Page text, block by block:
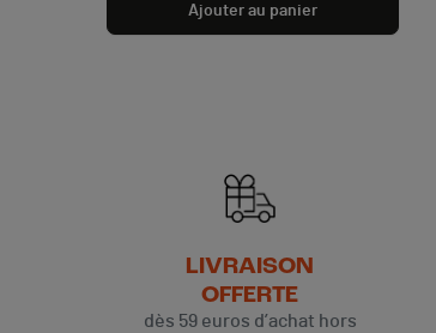
Ajouter au panier
LIVRAISON
OFFERTE
dès 59 euros d’achat hors